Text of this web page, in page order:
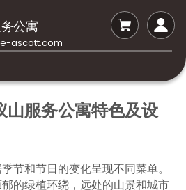
公寓
ascott.com
山服务公寓特色及设
节和节日的变化呈现不同菜单。
的绿植环绕，远处的山景和城市